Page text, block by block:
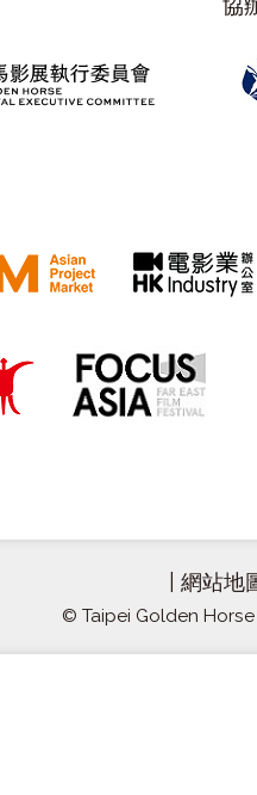
協
網站地
© Taipei Golden